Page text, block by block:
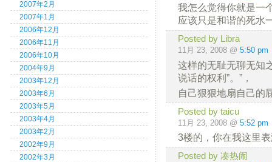
2007年2月
2007年1月
2006年12月
2006年11月
2006年10月
2004年9月
2003年12月
2003年6月
2003年5月
2003年4月
2003年2月
2002年9月
2002年3月
我怎么觉得你就是一
应该只是和谐的死水
Posted by Libra
11月 23, 2008 @ 5:50 pm
这样的无耻无聊无知
说话的权利”。”，
自己狠狠地扇自己的
Posted by taicu
11月 23, 2008 @ 5:52 pm
3楼的，你在我这里
Posted by 凑热闹